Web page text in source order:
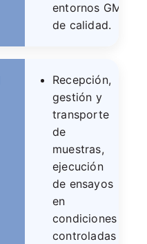
entornos GMP y
de calidad.
Recepción,
gestión y
transporte
de
muestras,
ejecución
de ensayos
en
condiciones
controladas